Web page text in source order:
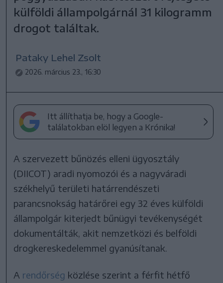
külföldi állampolgárnál 31 kilogramm
drogot találtak.
Pataky Lehel Zsolt
2026. március 23., 16:30
Itt állíthatja be, hogy a Google-
találatokban elöl legyen a Krónika!
A szervezett bűnözés elleni ügyosztály
(DIICOT) aradi nyomozói és a nagyváradi
székhelyű területi határrendészeti
parancsnokság határőrei egy 32 éves külföldi
állampolgár kiterjedt bűnügyi tevékenységét
dokumentálták, akit nemzetközi és belföldi
drogkereskedelemmel gyanúsítanak.
A rendőrség közlése szerint a férfit hétfő